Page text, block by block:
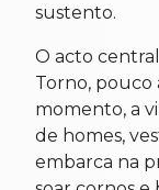
sustento.
O acto
Torno, pouco
momento, a
de homes,
embarca na